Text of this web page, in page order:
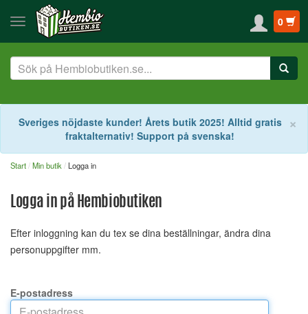
0
×
Sveriges nöjdaste kunder! Årets butik 2025! Alltid gratis
fraktalternativ! Support på svenska!
Start Min butik Logga in
Logga in på Hembiobutiken
Efter inloggning kan du tex se dina beställningar, ändra dina
personuppgifter mm.
E-postadress